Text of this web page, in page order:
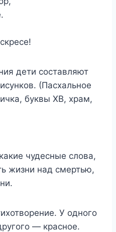
дети составляют
(Пасхальное
буквы ХВ, храм,
чудесные слова,
жизни над смертью,
У одного
— красное.